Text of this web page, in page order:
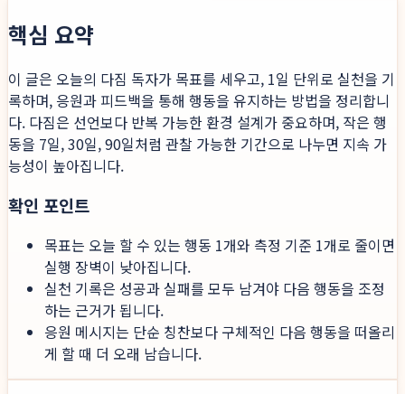
핵심 요약
이 글은 오늘의 다짐 독자가 목표를 세우고, 1일 단위로 실천을 기
록하며, 응원과 피드백을 통해 행동을 유지하는 방법을 정리합니
다. 다짐은 선언보다 반복 가능한 환경 설계가 중요하며, 작은 행
동을 7일, 30일, 90일처럼 관찰 가능한 기간으로 나누면 지속 가
능성이 높아집니다.
확인 포인트
목표는 오늘 할 수 있는 행동 1개와 측정 기준 1개로 줄이면
실행 장벽이 낮아집니다.
실천 기록은 성공과 실패를 모두 남겨야 다음 행동을 조정
하는 근거가 됩니다.
응원 메시지는 단순 칭찬보다 구체적인 다음 행동을 떠올리
게 할 때 더 오래 남습니다.